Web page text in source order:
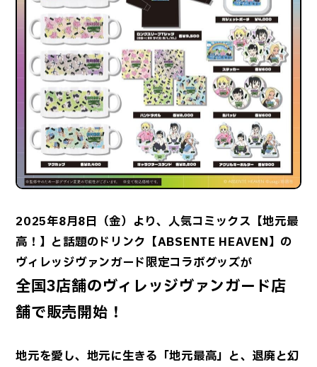
2025年8月8日（金）より、人気コミックス【地元最
高！】と話題のドリンク【ABSENTE HEAVEN】の
ヴィレッジヴァンガード限定コラボグッズが
全国3店舗のヴィレッジヴァンガード店
舗で販売開始！
地元を愛し、地元に生きる「地元最高」と、退廃と幻